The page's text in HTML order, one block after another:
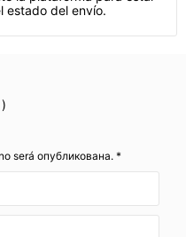
estado del envío.
)
será опубликована. *